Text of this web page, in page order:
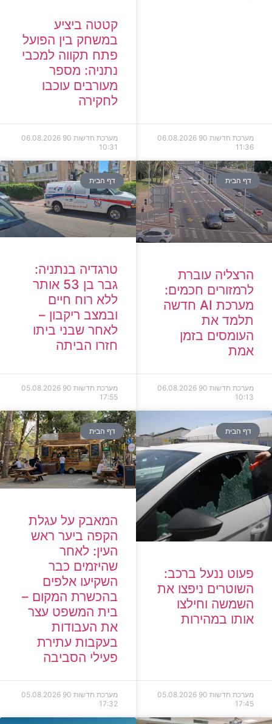
מערכת חדשות 90
06.08.2026
11:36
קטטה ביציע
במשחק בין הפועל
פתח תקווה למכבי
נתניה: מספר
מעורבים עוכבו
לחקירה
מערכת חדשות 90
06.08.2026
10:31
דף הבית
הרצליה עוברת
לרמזורים חכמים:
מערכת AI חדשה
תלמד את
העומסים בזמן
אמת
מערכת חדשות 90
06.08.2026
10:13
דף הבית
טרגדיה בנתניה:
גבר בן 53 אותר
ללא רוח חיים
ובמצב ריקבון –
לאחר שבני ביתו
חזרו הביתה
מערכת חדשות 90
05.08.2026
17:55
דף הבית
פעוט ננעל ברכב:
השוטרים ניפצו את
השמשה וחילצו
אותו במהירות
מערכת חדשות 90
05.08.2026
17:45
דף הבית
המאבק על עגלת
הקפה ביער ראש
העין: לאחר
שהיזמים כבר
השקיעו אלפים
בהכשרת המקום –
בית המשפט עצר
את העבודות
בעקבות עתירת
פעילי הסביבה
מערכת חדשות 90
05.08.2026
17:32